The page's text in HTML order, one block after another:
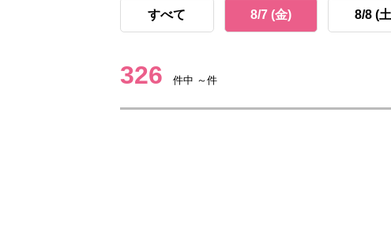
すべて 8/7 (金) 8/8 (
326 件中 ～件